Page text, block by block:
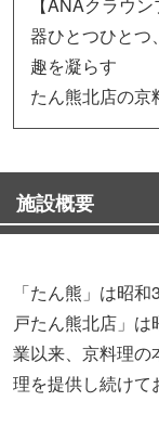
器ひとつひとつ
趣を凝らす
たん熊北店の
施設概要
「たん熊」は昭
戸たん熊北店」
業以来、京料理の
理を提供し続けて